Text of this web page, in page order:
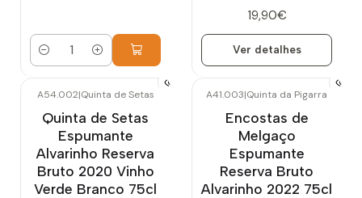
Quantidade
19,90€
Ver detalhes
A54.002|Quinta de Setas
Quinta de Setas
Espumante
Alvarinho Reserva
Bruto 2020 Vinho
Verde Branco 75cl
A41.003|Quinta da Pigarra
Encostas de
Melgaço
Espumante
Reserva Bruto
Alvarinho 2022 75cl